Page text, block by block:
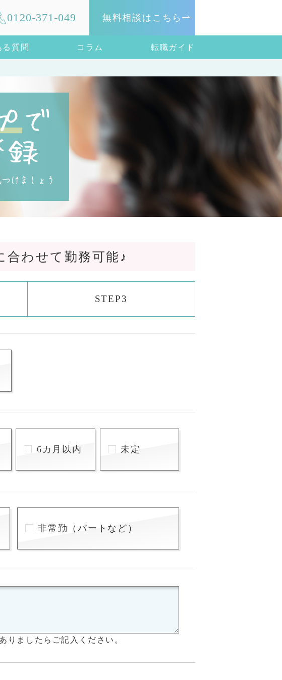
0120-371-049 無料相談はこちら
る質問 コラム 転職ガイド
合わせて勤務可能♪
STEP3
6カ月以内 未定
非常勤（パートなど）
りましたらご記入ください。